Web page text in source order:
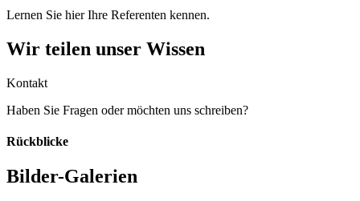
Lernen Sie hier Ihre Referenten kennen.
Wir teilen unser Wissen
Kontakt
Haben Sie Fragen oder möchten uns schreiben?
Rückblicke
Bilder-Galerien